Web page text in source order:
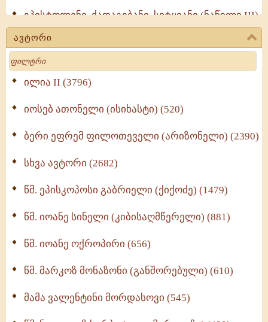
ეპისტოლენი, ქადაგებანი, სიტყვანი (ნაწილი III)
(723)
მოძღვრის ძალზე სასარგებლო რჩევები
მრევლისათვის (545)
Wisdomge (514)
ქადაგებანი გაბრიელ ეპისკოპოსისა - II ტომი
სულიერი ცხოვრების სახელმძღვანელო -
ნაწილი II (369)
ავტორი
Search
ილია II (3796)
იოსებ ათონელი (ისიხასტი) (520)
ბერი ეფრემ ფილოთეველი (არიზონელი) (2390)
სხვა ავტორი (2682)
წმ. ეპისკოპოსი გაბრიელი (ქიქოძე) (1479)
წმ. იოანე სინელი (კიბისაღმწერელი) (881)
წმ. იოანე ოქროპირი (656)
წმ. მარკოზ მონაზონი (განშორებული) (610)
მამა ვალენტინი მორდასოვი (545)